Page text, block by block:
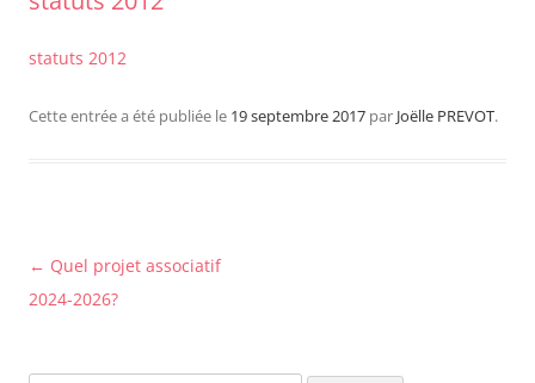
statuts 2012
Cette entrée a été publiée le 19 septembre 2017 par Joëlle PREVOT.
Navigation
des
← Quel projet associatif
2024-2026?